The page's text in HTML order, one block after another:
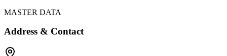
MASTER DATA
Address & Contact